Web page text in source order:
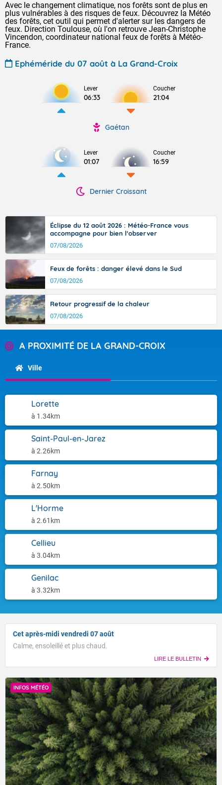
Avec le changement climatique, nos forêts sont de plus en
plus vulnérables à des risques de feux. Découvrez la Météo
des forêts, cet outil qui permet d'alerter sur les dangers de
feux. Direction Toulouse, où l'on retrouve Jean-Christophe
Vincendon, coordinateur national feux de forêts à Météo-
France.
Ephéméride du 07 août à La Grand-Croix
Lever
06:33
Coucher
21:04
Gaétan
Lever
01:07
Coucher
16:59
Dernier Croissant
Éclipse du 12 août 2026 : Météo-France vous
accompagne pour bien l'observer
07/08/2026
Feux de forêts : danger élevé dans le Sud
07/08/2026
Retour progressif de la chaleur
07/08/2026
A PROXIMITÉ DE LA GRAND-CROIX
Ville
Lorette
à 1.34km
Saint-Paul-en-Jarez
à 2.26km
Farnay
à 2.50km
L'Horme
à 2.61km
Cellieu
à 3.04km
Genilac
à 3.32km
Cet après-midi vendredi 07 août
Calme, ensoleillé et plus chaud.
LIRE LE BULLETIN
INFOS MÉTÉO